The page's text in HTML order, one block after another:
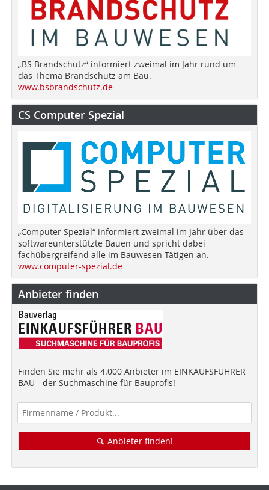
„BS Brandschutz“ informiert zweimal im Jahr rund um
das Thema Brandschutz am Bau.
www.bsbrandschutz.de
CS Computer Spezial
„Computer Spezial“ informiert zweimal im Jahr über das
softwareunterstützte Bauen und spricht dabei
fachübergreifend alle im Bauwesen Tätigen an.
www.computer-spezial.de
Anbieter finden
Finden Sie mehr als 4.000 Anbieter im EINKAUFSFÜHRER
BAU - der Suchmaschine für Bauprofis!
Anbieter finden!